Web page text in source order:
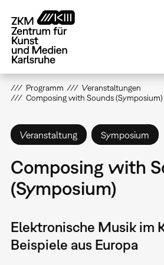
zum
Inhalt
Programm
Veranstaltungen
Composing with Sounds (Symposium)
Veranstaltung Symposium
Composing with
(Symposium)
Elektronische Musik im
Beispiele aus Europa